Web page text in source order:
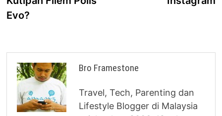
Evo?
Bro Framestone
Travel, Tech, Parenting dan
Lifestyle Blogger di Malaysia